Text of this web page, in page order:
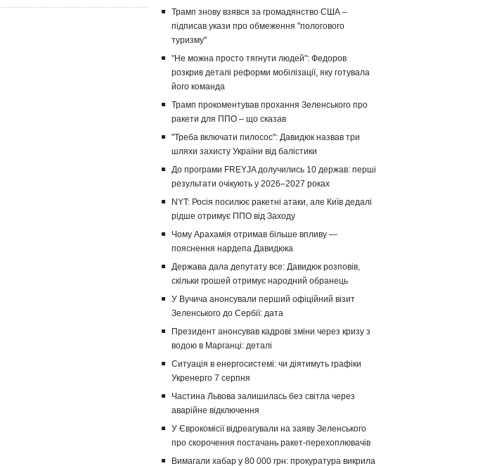
Трамп знову взявся за громадянство США –
підписав укази про обмеження "пологового
туризму"
"Не можна просто тягнути людей": Федоров
розкрив деталі реформи мобілізації, яку готувала
його команда
Трамп прокоментував прохання Зеленського про
ракети для ППО – що сказав
"Треба включати пилосос": Давидюк назвав три
шляхи захисту України від балістики
До програми FREYJA долучились 10 держав: перші
результати очікують у 2026–2027 роках
NYT: Росія посилює ракетні атаки, але Київ дедалі
рідше отримує ППО від Заходу
Чому Арахамія отримав більше впливу —
пояснення нардепа Давидюка
Держава дала депутату все: Давидюк розповів,
скільки грошей отримує народний обранець
У Вучича анонсували перший офіційний візит
Зеленського до Сербії: дата
Президент анонсував кадрові зміни через кризу з
водою в Марганці: деталі
Ситуація в енергосистемі: чи діятимуть графіки
Укренерго 7 серпня
Частина Львова залишилась без світла через
аварійне відключення
У Єврокомісії відреагували на заяву Зеленського
про скорочення постачань ракет-перехоплювачів
Вимагали хабар у 80 000 грн: прокуратура викрила